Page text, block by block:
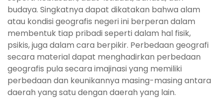
budaya. Singkatnya dapat dikatakan bahwa alam
atau kondisi geografis negeri ini berperan dalam
membentuk tiap pribadi seperti dalam hal fisik,
psikis, juga dalam cara berpikir. Perbedaan geografi
secara material dapat menghadirkan perbedaan
geografis pula secara imajinasi yang memiliki
perbedaan dan keunikannya masing-masing antara
daerah yang satu dengan daerah yang lain.